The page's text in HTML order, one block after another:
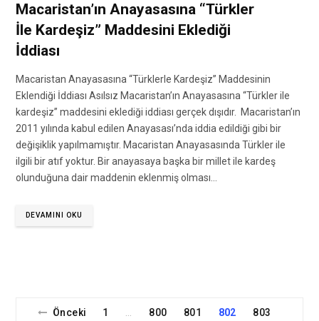
Macaristan’ın Anayasasına “Türkler
İle Kardeşiz” Maddesini Eklediği
İddiası
Macaristan Anayasasına “Türklerle Kardeşiz” Maddesinin
Eklendiği İddiası Asılsız Macaristan’ın Anayasasına “Türkler ile
kardeşiz” maddesini eklediği iddiası gerçek dışıdır. Macaristan’ın
2011 yılında kabul edilen Anayasası’nda iddia edildiği gibi bir
değişiklik yapılmamıştır. Macaristan Anayasasında Türkler ile
ilgili bir atıf yoktur. Bir anayasaya başka bir millet ile kardeş
olunduğuna dair maddenin eklenmiş olması…
DEVAMINI OKU
Önceki 1 … 800 801 802
803